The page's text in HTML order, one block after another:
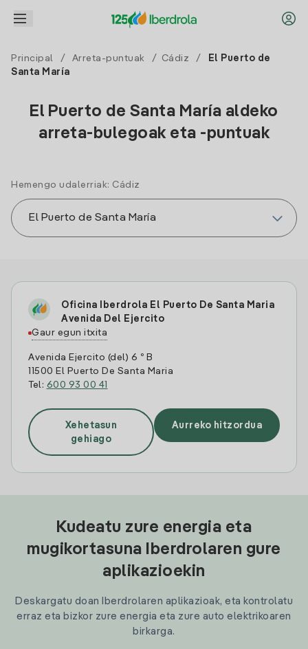
Principal / Arreta-puntuak / Cádiz /
El Puerto de
Santa María
El Puerto de Santa María aldeko
arreta-bulegoak eta -puntuak
Hemengo udalerriak: Cádiz
Oficina Iberdrola El Puerto De Santa Maria
Avenida Del Ejercito
Gaur egun itxita
Avenida Ejercito (del) 6 º B
11500 El Puerto De Santa Maria
Tel: 600 93 00 41
Xehetasun
gehiago
Aurreko hitzordua
Kudeatu zure energia eta
mugikortasuna Iberdrolaren gure
aplikazioekin
Deskargatu doan Iberdrolaren aplikazioak, eta kontrolatu
erraz eta bizkor zure energia eta zure auto elektrikoaren
birkarga.